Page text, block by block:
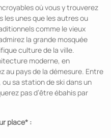
où vous y trouverez
unes que les autres ou
comme le vieux
la grande mosquée
culture de la ville.
moderne, en
au pays de la démesure. Entre
sa station de ski dans un
pas d’être ébahis par
place* :